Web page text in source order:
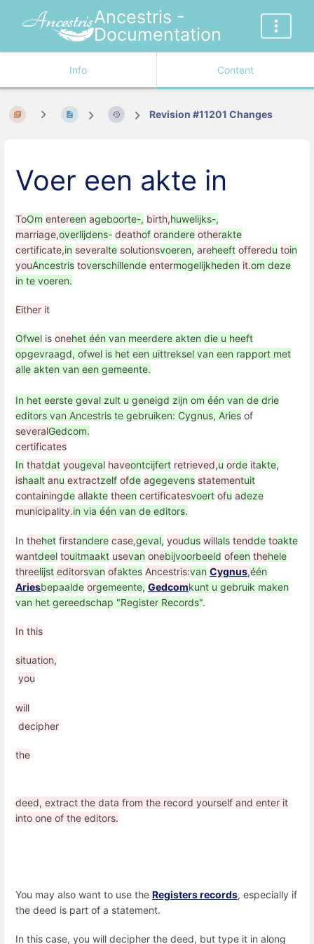
Ancestris -
Documentation
Info Content
Revision #11201 Changes
Voer een akte in
ToOm entereen a​​geboorte-, birth,huwelijks-,
marriage,overlijdens- deathof orandere otherakte
certificate,in severalte solutionsvoeren, areheeft offeredu toin
youAncestris toverschillende entermogelijkheden it.om deze
in te voeren.
Either it
Ofwel is onehet één van meerdere akten die u heeft
opgevraagd, ofwel is het een uittreksel van een rapport met
alle akten van een gemeente.
In het eerste geval zult u geneigd zijn om één ​​van de drie
editors van Ancestris te gebruiken: Cygnus, Aries of
severalGedcom.
certificates
In thatdat yougeval haveontcijfert retrieved,u orde itakte,
ishaalt anu extractzelf ofde agegevens statementuit
containingde allakte theen certificatesvoert ofu adeze
municipality.in via één van de editors.
In thehet firstandere case,geval, youdus willals tendde toakte
wantdeel touitmaakt usevan onebijvoorbeeld ofeen thehele
threelijst editorsvan ofaktes Ancestris:van Cygnus,één
Ariesbepaalde orgemeente, Gedcomkunt u gebruik maken
van het gereedschap "Register Records".
In this
situation,
you
will
decipher
the
deed, extract the data from the record yourself and enter it
into one of the editors.
You may also want to use the Registers records, especially if
the deed is part of a statement.
In this case, you will decipher the deed, but type it in along